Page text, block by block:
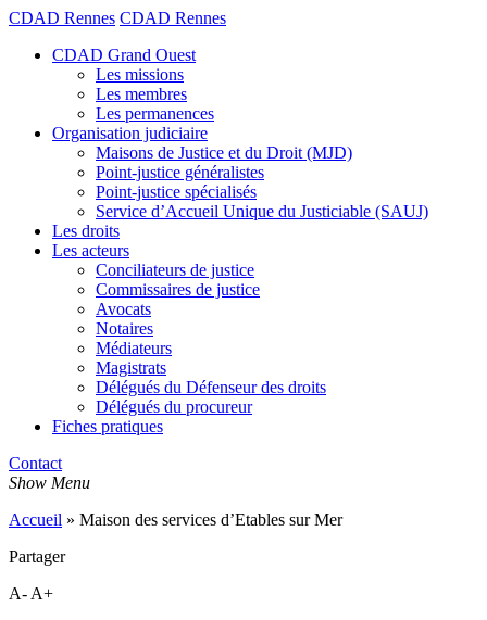
CDAD Rennes CDAD Rennes
CDAD Grand Ouest
Les missions
Les membres
Les permanences
Organisation judiciaire
Maisons de Justice et du Droit (MJD)
Point-justice généralistes
Point-justice spécialisés
Service d’Accueil Unique du Justiciable (SAUJ)
Les droits
Les acteurs
Conciliateurs de justice
Commissaires de justice
Avocats
Notaires
Médiateurs
Magistrats
Délégués du Défenseur des droits
Délégués du procureur
Fiches pratiques
Contact
Show Menu
Accueil » Maison des services d’Etables sur Mer
Partager
A- A+